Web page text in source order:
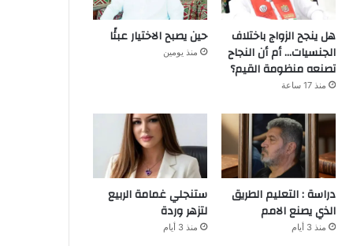
هل ينجح الزواج باختلاف
الجنسيات… أم أن النجاح
تصنعه منظومة القيم؟
منذ 17 ساعة
حين يصبح الاختيار عبئًا
منذ يومين
دراسة : التعليم الطريق
الذي يصنع الامم
منذ 3 أيام
ستنجلي غمامة الربيع
لتزهر وردة
منذ 3 أيام